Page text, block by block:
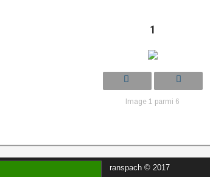
1
Image 1 parmi 6
ranspach © 2017